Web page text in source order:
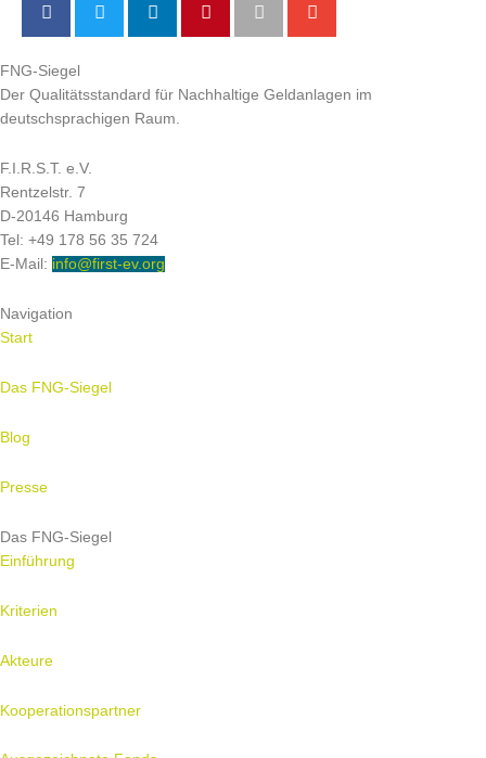
FNG-Siegel
Der Qualitätsstandard für Nachhaltige Geldanlagen im
deutschsprachigen Raum.
F.I.R.S.T. e.V.
Rentzelstr. 7
D-20146 Hamburg
Tel: +49 178 56 35 724
E-Mail: info@first-ev.org
Navigation
Start
Das FNG-Siegel
Blog
Presse
Das FNG-Siegel
Einführung
Kriterien
Akteure
Kooperationspartner